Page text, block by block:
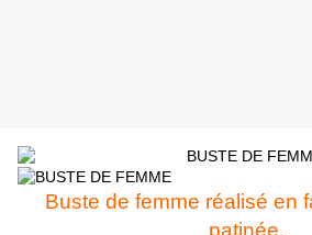
Buste de femme réalisé en
patinée.